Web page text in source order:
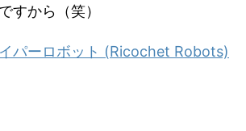
すから（笑）
パーロボット (Ricochet Robots)